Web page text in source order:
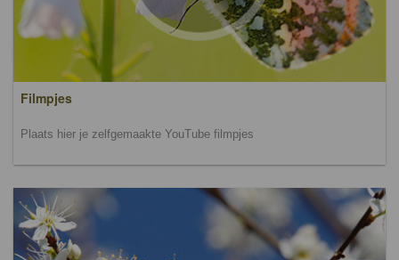
Filmpjes
Plaats hier je zelfgemaakte YouTube filmpjes